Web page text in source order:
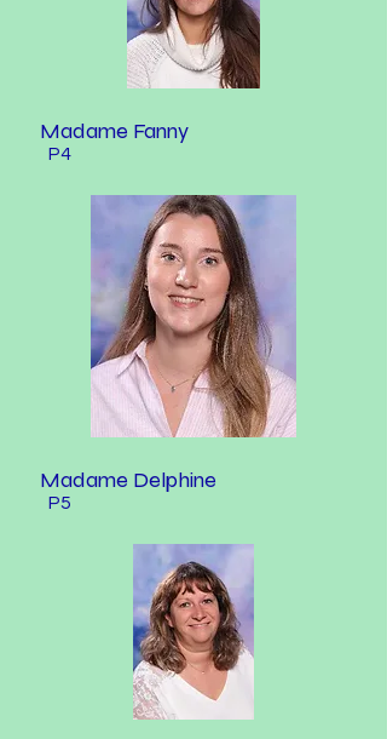
Madame Fanny
P4
Madame Delphine
P5